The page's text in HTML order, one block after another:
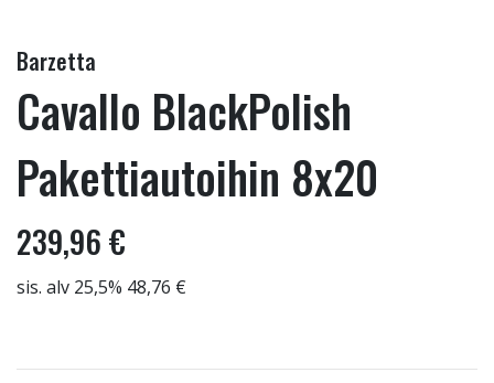
Barzetta
Cavallo BlackPolish
Pakettiautoihin 8x20
239,96 €
sis. alv 25,5% 48,76 €